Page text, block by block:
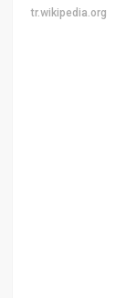
tr.wikipedia.org